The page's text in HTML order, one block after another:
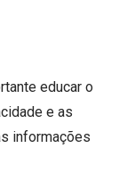
educar o
e as
informações